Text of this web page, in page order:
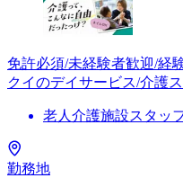
免許必須/未経験者歓迎/経
クイのデイサービス/介護ス
老人介護施設スタッ
勤務地